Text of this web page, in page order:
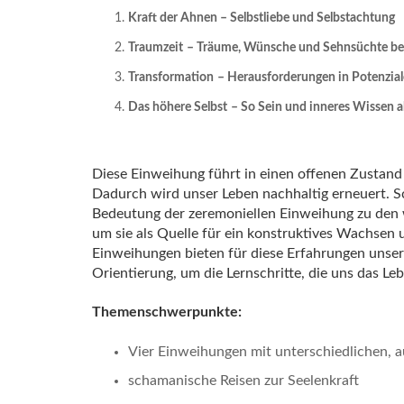
Kraft der Ahnen – Selbstliebe und Selbstachtung
Traumzeit – Träume, Wünsche und Sehnsüchte
Transformation – Herausforderungen in
Das höhere Selbst – So Sein und inneres Wissen
Diese Einweihung führt in einen offenen
Dadurch wird unser Leben nachhaltig erneuert.
Bedeutung der zeremoniellen Einweihung zu
um sie als Quelle für ein konstruktives Wachsen
Einweihungen bieten für diese Erfahrungen
Orientierung, um die Lernschritte, die uns das
Themenschwerpunkte:
Vier Einweihungen mit unterschiedlichen,
schamanische Reisen zur Seelenkraft